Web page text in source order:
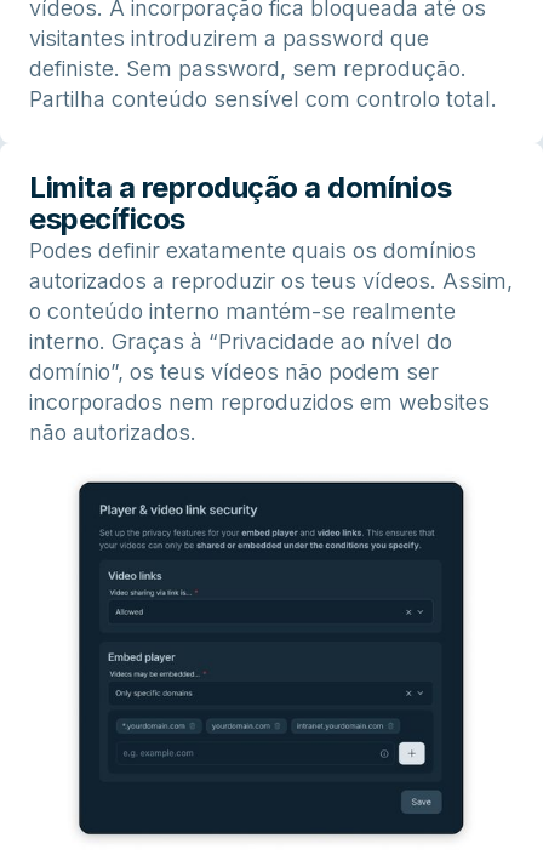
vídeos. A incorporação fica bloqueada até os
visitantes introduzirem a password que
definiste. Sem password, sem reprodução.
Partilha conteúdo sensível com controlo total.
Limita a reprodução a domínios
específicos
Podes definir exatamente quais os domínios
autorizados a reproduzir os teus vídeos. Assim,
o conteúdo interno mantém-se realmente
interno. Graças à “Privacidade ao nível do
domínio”, os teus vídeos não podem ser
incorporados nem reproduzidos em websites
não autorizados.